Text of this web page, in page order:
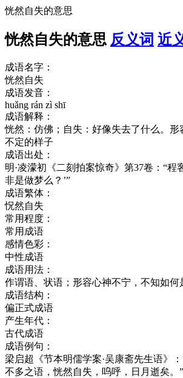
恍然自失的意思
恍然自失的意思 反义词 近
成语名字：
恍然自失
成语发音：
huǎng rán zì shī
成语解释：
恍然：仿佛；自失：好像失去了什么。形
不定的样子
成语出处：
明·凌濛初《二刻拍案惊奇》第37卷：“程
非是做梦么？’”
成语繁体：
怳然自失
常用程度：
常用成语
感情色彩：
中性成语
成语用法：
作谓语、状语；形容心神不宁，不知如何
成语结构：
偏正式成语
产生年代：
古代成语
成语例句：
梁启超《节本明儒学案·吴康斋先生语》
不多之语，恍然自失，呜呼，日月逝矣。”